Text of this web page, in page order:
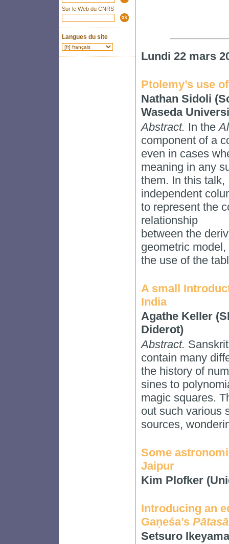
Sur le Web du CNRS
Langues du site
Lundi 22 mars
Ptolemy’s use
Nathan Sidoli
Waseda
Abstract. In the
component of a
even in cases
meaning in any
them. In this
independent
to represent the
relationship
between the
geometric model,
the use of the
A small
India
Agathe Keller
Diderot)
Abstract.
contain many
the history of
sines to
magic squares.
out such various
sources,
Some
Jaipur
Kim Plofker
Introducing an
Gaṇeśa’s
Setsuro